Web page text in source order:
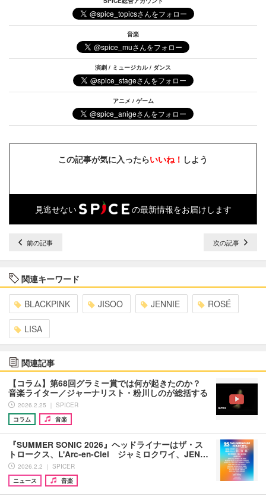
音楽
演劇 / ミュージカル / ダンス
アニメ / ゲーム
この記事が気に入ったらいいね！ しよう
見逃せない の最新情報をお届けします
前の記事 次の記事
関連キーワード
BLACKPINK JISOO JENNIE ROSÉ
LISA
関連記事
【コラム】第68回グラミー賞では何が起きたのか？
音楽ライター／ジャーナリスト・粉川しのが総括する
2026.2.25 ｜ SPICER
コラム
音楽
『SUMMER SONIC 2026』ヘッドライナーはザ・ス
トロークス、L'Arc-en-Ciel ジャミロクワイ、JEN…
2026.2.2 ｜ SPICER
ニュース
音楽